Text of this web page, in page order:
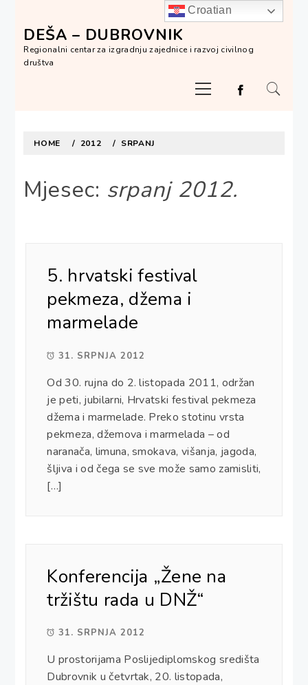
content
DEŠA – DUBROVNIK
Regionalni centar za izgradnju zajednice i razvoj civilnog
društva
Menu
HOME 2012 SRPANJ
Mjesec: srpanj 2012.
5. hrvatski festival
pekmeza, džema i
marmelade
31. SRPNJA 2012
Od 30. rujna do 2. listopada 2011, održan
je peti, jubilarni, Hrvatski festival pekmeza
džema i marmelade. Preko stotinu vrsta
pekmeza, džemova i marmelada – od
naranača, limuna, smokava, višanja, jagoda,
šljiva i od čega se sve može samo zamisliti,
[…]
Konferencija „Žene na
tržištu rada u DNŽ“
31. SRPNJA 2012
U prostorijama Poslijediplomskog središta
Dubrovnik u četvrtak, 20. listopada,
Croatian